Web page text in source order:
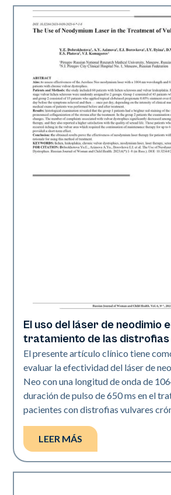
Rejuvenecimiento
El uso del láser de neodimio
tratamiento de las distrofias
El presente artículo clínico tiene
evaluar la efectividad del láser de
Neo con una longitud de onda de
duración de pulso de 650 ms en el
pacientes con distrofias vulvares
LEER MÁS